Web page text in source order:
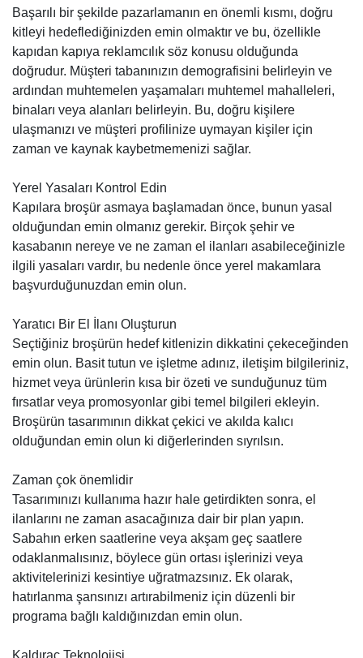
Başarılı bir şekilde pazarlamanın en önemli kısmı, doğru
kitleyi hedeflediğinizden emin olmaktır ve bu, özellikle
kapıdan kapıya reklamcılık söz konusu olduğunda
doğrudur. Müşteri tabanınızın demografisini belirleyin ve
ardından muhtemelen yaşamaları muhtemel mahalleleri,
binaları veya alanları belirleyin. Bu, doğru kişilere
ulaşmanızı ve müşteri profilinize uymayan kişiler için
zaman ve kaynak kaybetmemenizi sağlar.
Yerel Yasaları Kontrol Edin
Kapılara broşür asmaya başlamadan önce, bunun yasal
olduğundan emin olmanız gerekir. Birçok şehir ve
kasabanın nereye ve ne zaman el ilanları asabileceğinizle
ilgili yasaları vardır, bu nedenle önce yerel makamlara
başvurduğunuzdan emin olun.
Yaratıcı Bir El İlanı Oluşturun
Seçtiğiniz broşürün hedef kitlenizin dikkatini çekeceğinden
emin olun. Basit tutun ve işletme adınız, iletişim bilgileriniz,
hizmet veya ürünlerin kısa bir özeti ve sunduğunuz tüm
fırsatlar veya promosyonlar gibi temel bilgileri ekleyin.
Broşürün tasarımının dikkat çekici ve akılda kalıcı
olduğundan emin olun ki diğerlerinden sıyrılsın.
Zaman çok önemlidir
Tasarımınızı kullanıma hazır hale getirdikten sonra, el
ilanlarını ne zaman asacağınıza dair bir plan yapın.
Sabahın erken saatlerine veya akşam geç saatlere
odaklanmalısınız, böylece gün ortası işlerinizi veya
aktivitelerinizi kesintiye uğratmazsınız. Ek olarak,
hatırlanma şansınızı artırabilmeniz için düzenli bir
programa bağlı kaldığınızdan emin olun.